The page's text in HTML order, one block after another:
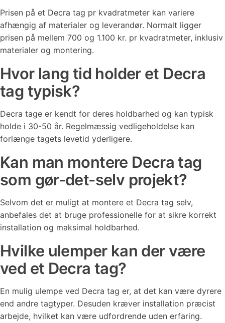
Prisen på et Decra tag pr kvadratmeter kan variere
afhængig af materialer og leverandør. Normalt ligger
prisen på mellem 700 og 1.100 kr. pr kvadratmeter, inklusiv
materialer og montering.
Hvor lang tid holder et Decra
tag typisk?
Decra tage er kendt for deres holdbarhed og kan typisk
holde i 30-50 år. Regelmæssig vedligeholdelse kan
forlænge tagets levetid yderligere.
Kan man montere Decra tag
som gør-det-selv projekt?
Selvom det er muligt at montere et Decra tag selv,
anbefales det at bruge professionelle for at sikre korrekt
installation og maksimal holdbarhed.
Hvilke ulemper kan der være
ved et Decra tag?
En mulig ulempe ved Decra tag er, at det kan være dyrere
end andre tagtyper. Desuden kræver installation præcist
arbejde, hvilket kan være udfordrende uden erfaring.